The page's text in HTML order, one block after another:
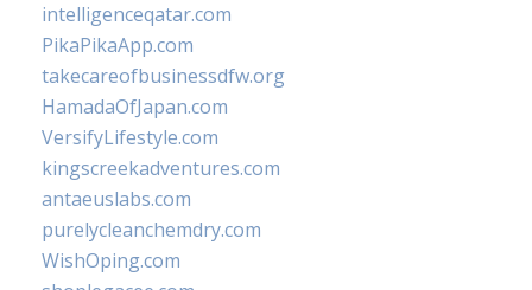
intelligenceqatar.com
PikaPikaApp.com
takecareofbusinessdfw.org
HamadaOfJapan.com
VersifyLifestyle.com
kingscreekadventures.com
antaeuslabs.com
purelycleanchemdry.com
WishOping.com